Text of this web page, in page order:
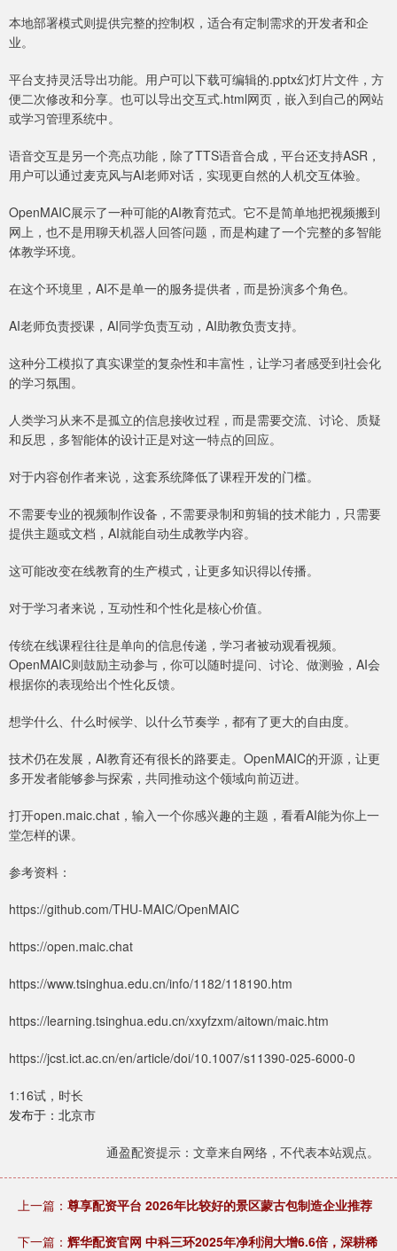
本地部署模式则提供完整的控制权，适合有定制需求的开发者和企
业。
平台支持灵活导出功能。用户可以下载可编辑的.pptx幻灯片文件，方
便二次修改和分享。也可以导出交互式.html网页，嵌入到自己的网站
或学习管理系统中。
语音交互是另一个亮点功能，除了TTS语音合成，平台还支持ASR，
用户可以通过麦克风与AI老师对话，实现更自然的人机交互体验。
OpenMAIC展示了一种可能的AI教育范式。它不是简单地把视频搬到
网上，也不是用聊天机器人回答问题，而是构建了一个完整的多智能
体教学环境。
在这个环境里，AI不是单一的服务提供者，而是扮演多个角色。
AI老师负责授课，AI同学负责互动，AI助教负责支持。
这种分工模拟了真实课堂的复杂性和丰富性，让学习者感受到社会化
的学习氛围。
人类学习从来不是孤立的信息接收过程，而是需要交流、讨论、质疑
和反思，多智能体的设计正是对这一特点的回应。
对于内容创作者来说，这套系统降低了课程开发的门槛。
不需要专业的视频制作设备，不需要录制和剪辑的技术能力，只需要
提供主题或文档，AI就能自动生成教学内容。
这可能改变在线教育的生产模式，让更多知识得以传播。
对于学习者来说，互动性和个性化是核心价值。
传统在线课程往往是单向的信息传递，学习者被动观看视频。
OpenMAIC则鼓励主动参与，你可以随时提问、讨论、做测验，AI会
根据你的表现给出个性化反馈。
想学什么、什么时候学、以什么节奏学，都有了更大的自由度。
技术仍在发展，AI教育还有很长的路要走。OpenMAIC的开源，让更
多开发者能够参与探索，共同推动这个领域向前迈进。
打开open.maic.chat，输入一个你感兴趣的主题，看看AI能为你上一
堂怎样的课。
参考资料：
https://github.com/THU-MAIC/OpenMAIC
https://open.maic.chat
https://www.tsinghua.edu.cn/info/1182/118190.htm
https://learning.tsinghua.edu.cn/xxyfzxm/aitown/maic.htm
https://jcst.ict.ac.cn/en/article/doi/10.1007/s11390-025-6000-0
1:16试，时长
发布于：北京市
通盈配资提示：文章来自网络，不代表本站观点。
上一篇： 尊享配资平台 2026年比较好的景区蒙古包制造企业推荐
下一篇： 辉华配资官网 中科三环2025年净利润大增6.6倍，深耕稀